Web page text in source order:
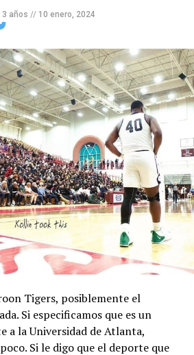
muy distintivas y conocidas por
y apariencia única. Su anatomía
diseñada para convertirlos en una
y ágiles del mundo. La fisonomía
de las características que
de esta ave.
del emú?. Bueno, allí viene la
de los autos de Fórmula los
más veloces. Estas
3 años // 10 enero, 2024
Tigers, posiblemente el
Si especificamos que es un
a la Universidad de Atlanta,
Si le digo que el deporte que